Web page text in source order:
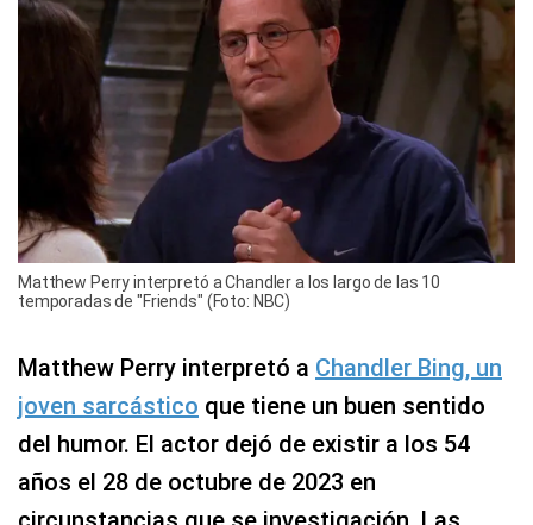
Matthew Perry interpretó a Chandler a los largo de las 10
temporadas de "Friends" (Foto: NBC)
Matthew Perry interpretó a Chandler Bing, un
joven sarcástico que tiene un buen sentido
del humor. El actor dejó de existir a los 54
años el 28 de octubre de 2023 en